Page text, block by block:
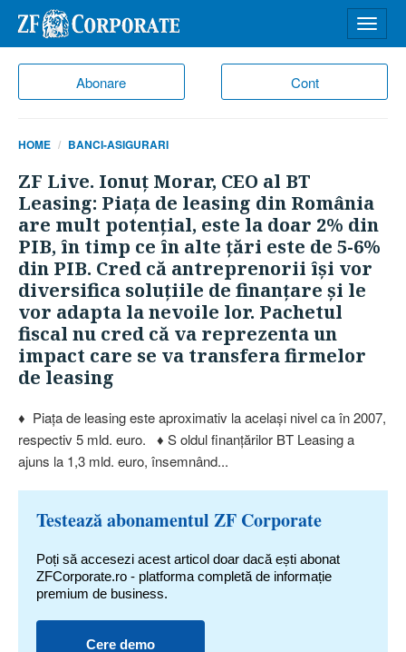
Abonare Cont
meniu
HOME BANCI-ASIGURARI
ZF Live. Ionuţ Morar, CEO al BT
Leasing: Piaţa de leasing din România
are mult potenţial, este la doar 2% din
PIB, în timp ce în alte ţări este de 5-6%
din PIB. Cred că antreprenorii îşi vor
diversifica soluţiile de finanţare şi le
vor adapta la nevoile lor. Pachetul
fiscal nu cred că va reprezenta un
impact care se va transfera firmelor
de leasing
♦ Piaţa de leasing este aproximativ la acelaşi nivel ca în 2007,
respectiv 5 mld. euro. ♦ S oldul finanţărilor BT Leasing a
ajuns la 1,3 mld. euro, însemnând...
Testează abonamentul ZF Corporate
Poți să accesezi acest articol doar dacă ești abonat
ZFCorporate.ro - platforma completă de informație
premium de business.
Cere demo